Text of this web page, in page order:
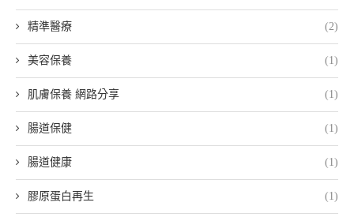
精準醫療 (2)
美容保養 (1)
肌膚保養 網路分享 (1)
腸道保健 (1)
腸道健康 (1)
膠原蛋白再生 (1)